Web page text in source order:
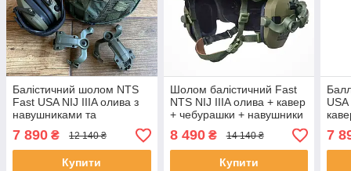
Балістичний шолом NTS
Fast USA NIJ IIIA олива з
навушниками та
чебурашка
7 890 ₴ 12 140 ₴
Купити
Шолом балістичний Fast
NTS NIJ IIIA олива + кавер
+ чебурашки + навушники
волверс + ліхтар S, M-L, L-
XL
8 490₴ 14 140 ₴
Купити
7